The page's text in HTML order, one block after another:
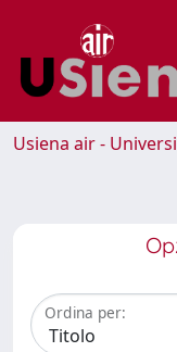
Usiena air -
Ordina per: